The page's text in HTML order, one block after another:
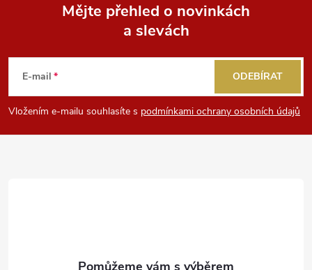
p
a
Mějte přehled o novinkách
a slevách
E-mail
Vložením e-mailu souhlasíte s podmínkami ochrany osobních údajů
ODEBÍRAT